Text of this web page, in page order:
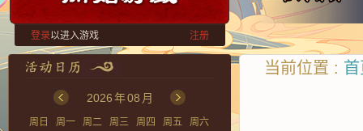
登录以进入游戏 注册
2026年08 月
周日 周一 周二 周三 周四 周五
周六
当前位置 :